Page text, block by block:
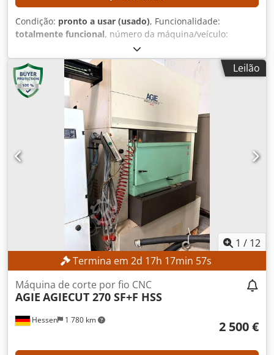
Condição: pronto a usar (usado), Funcionalidade:
totalmente funcional, número da máquina/veículo:
2017
1 398 h, altura de elevação:3 540 mm, tipo de mastro:
duplex
, altura de construção:
, Equipamento:
deslocamento lateral, Sem preço mínimo – venda
garantida ao maior lance! DETALHES TÉCNICOS Altura de
elevação: 3.540 mm Altura total: 2.520 mm DETALHES DA
MÁQUINA Tipo de mastro: Duplex com elevação livre
Tensão da bateria: 80 V Capacidade da bateria: 930 Ah Ano
de fabrico da bateria: 2017 Válvulas hidráulicas: 3.ª/4.ª
válvula Horas de funcionamento: 1.398 h EQUIPAMENTO
Deslizador lateral Posicionador de garfos Carregador
incluído Dksdpfx Aozrlvfekwor Referência externa:
Leilão
1 / 12
Termina em 2d 17h 17min 56s
Hessen 1 780 km
Máquina de corte por fio CNC
AGIE AGIECUT 270 SF+F HSS
2 500 €